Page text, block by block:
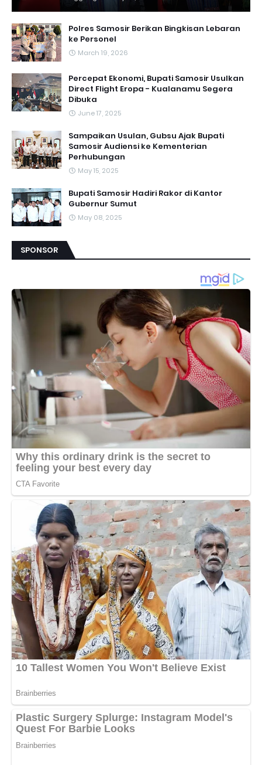
Polres Samosir Berikan Bingkisan Lebaran
ke Personel
March 19, 2026
Percepat Ekonomi, Bupati Samosir Usulkan
Direct Flight Eropa - Kualanamu Segera
Dibuka
June 17, 2025
Sampaikan Usulan, Gubsu Ajak Bupati
Samosir Audiensi ke Kementerian
Perhubungan
May 15, 2025
Bupati Samosir Hadiri Rakor di Kantor
Gubernur Sumut
May 08, 2025
SPONSOR